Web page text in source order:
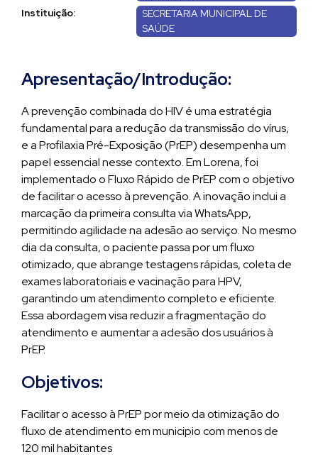
Instituição:
SECRETARIA MUNICIPAL DE
SAÚDE
Apresentação/Introdução:
A prevenção combinada do HIV é uma estratégia
fundamental para a redução da transmissão do vírus,
e a Profilaxia Pré-Exposição (PrEP) desempenha um
papel essencial nesse contexto. Em Lorena, foi
implementado o Fluxo Rápido de PrEP com o objetivo
de facilitar o acesso à prevenção. A inovação inclui a
marcação da primeira consulta via WhatsApp,
permitindo agilidade na adesão ao serviço. No mesmo
dia da consulta, o paciente passa por um fluxo
otimizado, que abrange testagens rápidas, coleta de
exames laboratoriais e vacinação para HPV,
garantindo um atendimento completo e eficiente.
Essa abordagem visa reduzir a fragmentação do
atendimento e aumentar a adesão dos usuários à
PrEP.
Objetivos:
Facilitar o acesso à PrEP por meio da otimização do
fluxo de atendimento em municipio com menos de
120 mil habitantes